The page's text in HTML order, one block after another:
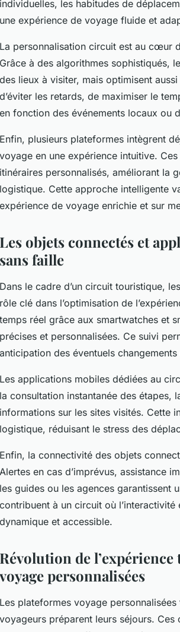
individuelles, les habitudes de
une expérience de voyage fluide et
La personnalisation circuit est au cœur
Grâce à des algorithmes sophistiqués,
des lieux à visiter, mais optimisent
d’éviter les retards, de maximiser le
en fonction des événements locaux ou
Enfin, plusieurs plateformes intègrent
voyage en une expérience intuitive.
itinéraires personnalisés, améliorant la
logistique. Cette approche intelligente
expérience de voyage enrichie et sur
Les objets connectés et
sans faille
Dans le cadre d’un circuit touristique,
rôle clé dans l’optimisation de
temps réel grâce aux smartwatches et
précises et personnalisées. Ce suivi
anticipation des éventuels
Les applications mobiles dédiées au
la consultation instantanée des étapes,
informations sur les sites visités. Cette
logistique, réduisant le stress des
Enfin, la connectivité des objets
Alertes en cas d’imprévus, assistance
les guides ou les agences garantissent
contribuent à un circuit où
dynamique et accessible.
Révolution de
voyage personnalisées
Les plateformes voyage
voyageurs préparent leurs séjours.